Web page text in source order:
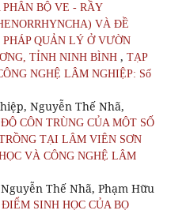
BỘ VE - RẦY
VÀ ĐỀ
QUẢN LÝ Ở VƯỜN
TỈNH NINH BÌNH , TẠP
NGHỆ LÂM NGHIỆP: Số
Nguyễn Thế Nhã,
CÔN TRÙNG CỦA MỘT SỐ
TẠI LÂM VIÊN SƠN
VÀ CÔNG NGHỆ LÂM
Thế Nhã, Phạm Hữu
SINH HỌC CỦA BỌ